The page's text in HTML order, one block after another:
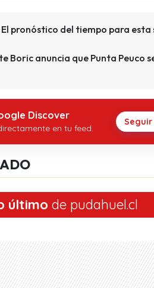
pronóstico del tiempo para esta
Boric anuncia que Punta Peuco
Discover
en tu feed.
Seguir
último de pudahuel.cl